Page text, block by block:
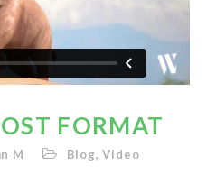
FORMAT
M Blog, Video